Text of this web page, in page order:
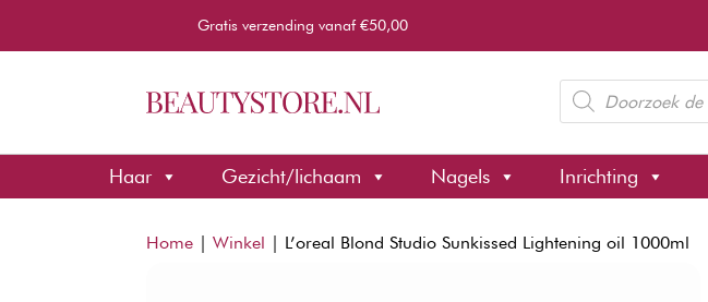
Gratis verzending vanaf €50,00
Producten
zoeken
Haar Gezicht/lichaam Nagels Inrichting
Home |Winkel | L’oreal Blond Studio Sunkissed Lightening oil 1000ml